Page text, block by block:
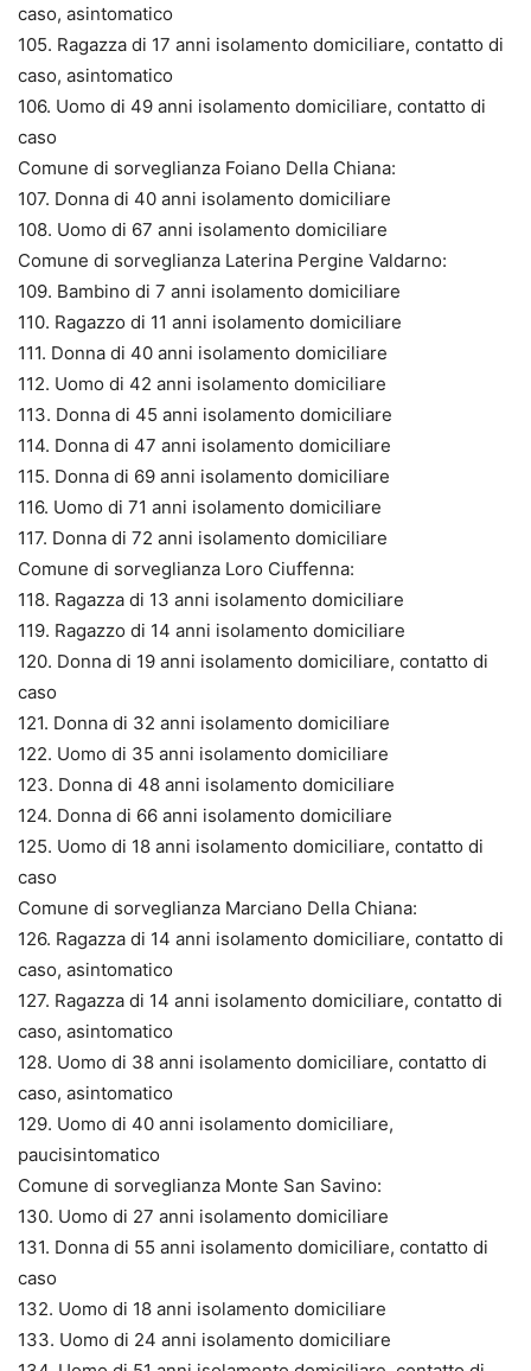
caso, asintomatico
105. Ragazza di 17 anni isolamento domiciliare, contatto di
caso, asintomatico
106. Uomo di 49 anni isolamento domiciliare, contatto di
caso
Comune di sorveglianza Foiano Della Chiana:
107. Donna di 40 anni isolamento domiciliare
108. Uomo di 67 anni isolamento domiciliare
Comune di sorveglianza Laterina Pergine Valdarno:
109. Bambino di 7 anni isolamento domiciliare
110. Ragazzo di 11 anni isolamento domiciliare
111. Donna di 40 anni isolamento domiciliare
112. Uomo di 42 anni isolamento domiciliare
113. Donna di 45 anni isolamento domiciliare
114. Donna di 47 anni isolamento domiciliare
115. Donna di 69 anni isolamento domiciliare
116. Uomo di 71 anni isolamento domiciliare
117. Donna di 72 anni isolamento domiciliare
Comune di sorveglianza Loro Ciuffenna:
118. Ragazza di 13 anni isolamento domiciliare
119. Ragazzo di 14 anni isolamento domiciliare
120. Donna di 19 anni isolamento domiciliare, contatto di
caso
121. Donna di 32 anni isolamento domiciliare
122. Uomo di 35 anni isolamento domiciliare
123. Donna di 48 anni isolamento domiciliare
124. Donna di 66 anni isolamento domiciliare
125. Uomo di 18 anni isolamento domiciliare, contatto di
caso
Comune di sorveglianza Marciano Della Chiana:
126. Ragazza di 14 anni isolamento domiciliare, contatto di
caso, asintomatico
127. Ragazza di 14 anni isolamento domiciliare, contatto di
caso, asintomatico
128. Uomo di 38 anni isolamento domiciliare, contatto di
caso, asintomatico
129. Uomo di 40 anni isolamento domiciliare,
paucisintomatico
Comune di sorveglianza Monte San Savino:
130. Uomo di 27 anni isolamento domiciliare
131. Donna di 55 anni isolamento domiciliare, contatto di
caso
132. Uomo di 18 anni isolamento domiciliare
133. Uomo di 24 anni isolamento domiciliare